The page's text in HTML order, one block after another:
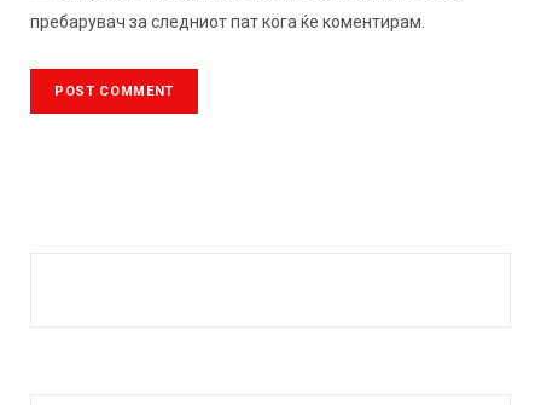
пребарувач за следниот пат кога ќе коментирам.